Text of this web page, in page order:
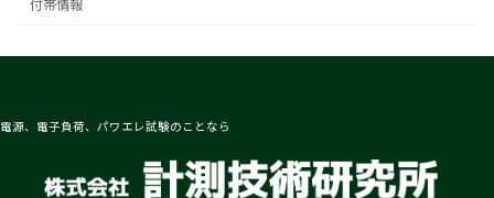
付帯情報
電源、電子負荷、パワエレ試験のことなら